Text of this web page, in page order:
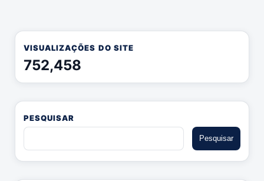
VISUALIZAÇÕES DO SITE
752,458
PESQUISAR